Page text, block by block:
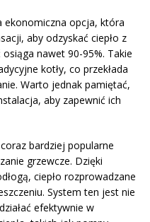
ekonomiczna opcja, która
aby odzyskać ciepło z
nawet 90-95%. Takie
kotły, co przekłada
Warto jednak pamiętać,
aby zapewnić ich
bardziej popularne
grzewcze. Dzięki
ciepło rozprowadzane
System ten jest nie
efektywnie w